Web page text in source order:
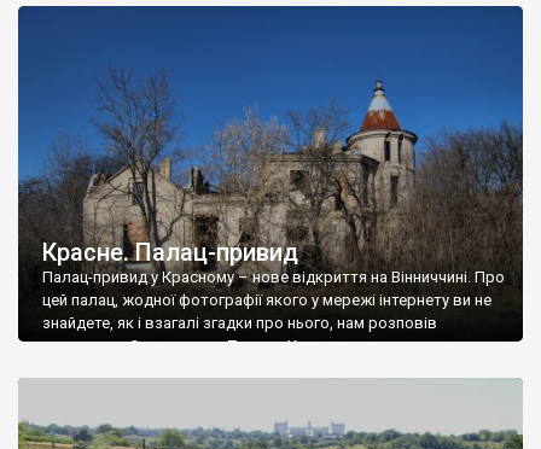
Красне. Палац-привид
Палац-привид у Красному – нове відкриття на Вінниччині. Про
цей палац, жодної фотографії якого у мережі інтернету ви не
знайдете, як і взагалі згадки про нього, нам розповів
мешканець Самгородка. Палац у Красному вразив не лише